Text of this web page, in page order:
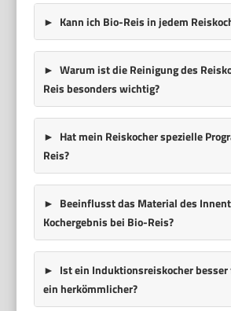
Kann ich Bio-Reis in jedem
Warum ist die Reinigung des
Reis besonders wichtig?
Hat mein Reiskocher spezielle
Reis?
Beeinflusst das Material des
Kochergebnis bei Bio-Reis?
Ist ein Induktionsreiskocher
ein herkömmlicher?